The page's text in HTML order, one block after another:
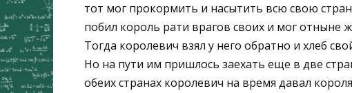
тот мог прокормить и насытить всю свою
побил король рати врагов своих и мог отныне
Тогда королевич взял у него обратно и хлеб
Но на пути им пришлось заехать еще в две
обеих странах королевич на время давал